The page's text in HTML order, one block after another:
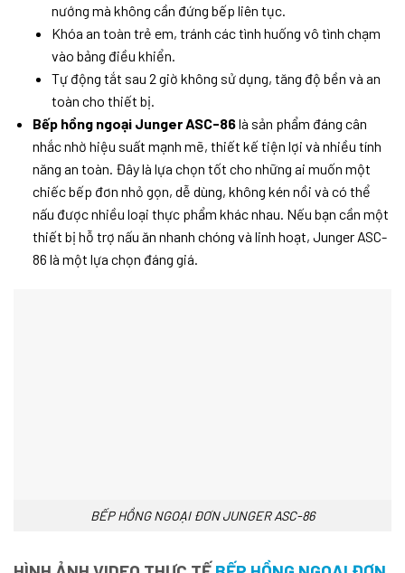
nướng mà không cần đứng bếp liên tục.
Khóa an toàn trẻ em, tránh các tình huống vô tình chạm
vào bảng điều khiển.
Tự động tắt sau 2 giờ không sử dụng, tăng độ bền và an
toàn cho thiết bị.
Bếp hồng ngoại Junger ASC-86là sản phẩm đáng cân
nhắc nhờ hiệu suất mạnh mẽ, thiết kế tiện lợi và nhiều tính
năng an toàn. Đây là lựa chọn tốt cho những ai muốn một
chiếc bếp đơn nhỏ gọn, dễ dùng, không kén nồi và có thể
nấu được nhiều loại thực phẩm khác nhau. Nếu bạn cần một
thiết bị hỗ trợ nấu ăn nhanh chóng và linh hoạt, Junger ASC-
86 là một lựa chọn đáng giá.
BẾP HỒNG NGOẠI ĐƠN JUNGER ASC-86